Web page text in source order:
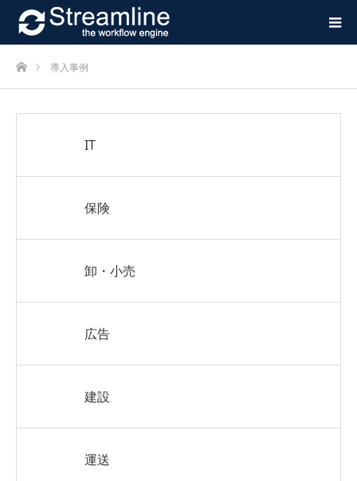
ホーム導入事例
IT
保険
卸・小売
広告
建設
運送